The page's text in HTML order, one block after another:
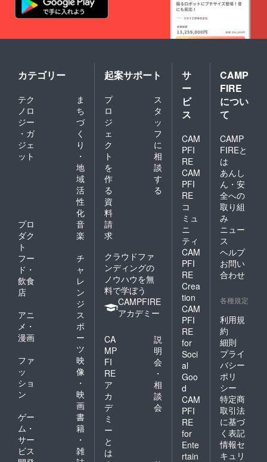
カテゴリー
テク
ノロ
ジー
・ガ
ジェ
ット
ま
ち
づ
く
り
・
地
域
活
性
化
プロ
ダク
ト
音
楽
フー
ド・
飲食
店
チ
ャ
レ
ン
ジ
アニ
メ・
漫画
ス
ポ
ー
ツ
ファ
ッ
ショ
ン
映
像
・
映
画
ゲー
ム・
サー
ビス
書
籍
・
雑
起案サポート
プ
ロ
ジ
ェ
ク
ト
を
作
る
ス
タ
ッ
フ
に
相
談
す
る
資
料
請
求
クラウドファ
ンディングの
ノウハウを無
料で学ぼう
CAMPFIRE
アカデミー
CA
MP
FI
RE
ア
カ
デ
ミ
ー
と
は
説
明
会
・
相
談
会
サ
ー
ビ
ス
CAM
PFI
RE
CAM
PFI
RE
コ
ミュ
ニ
ティ
CAM
PFI
RE
Crea
tion
CAM
PFI
RE
for
Soci
al
Goo
d
CAM
PFI
RE
for
Ente
rtain
CAMP
FIRE
につい
て
CAMP
FIREと
は
あんし
ん・安
全への
取り組
み
ニュー
ス
ヘルプ
お問い
合わせ
各種規定
利用規
約
細則
プライ
バシー
ポリ
シー
特定商
取引法
に基づ
く表記
情報セ
キュリ